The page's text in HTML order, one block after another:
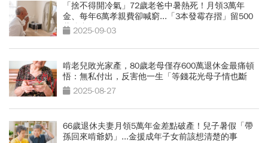
「捨不得開冷氣」72歲老爸中暑熱死！月領3萬年
金、每年6萬孝親費卻喊窮...「3本發霉存摺」留500
萬遺產啟示
2025-09-03
啃老兒敗光家產，80歲老母僅存600萬退休金最痛頓
悟：無私付出，反害他一生「等錢花光母子情也斷
了」2025-08-27
66歲退休夫妻月領5萬年金差點破產！兒子暑假「帶
孫回來啃爺奶」...金援成年子女前該想清楚的事